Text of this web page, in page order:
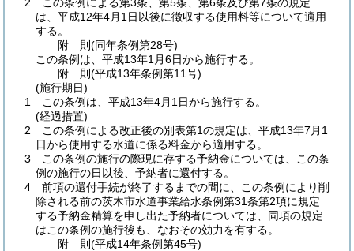
は、平成12年4月1日以後に徴収する使用料等について適用
する。
附 則(同年条例第28号)
この条例は、平成13年1月6日から施行する。
附 則(平成13年条例第11号)
(施行期日)
1
この条例は、平成13年4月1日から施行する。
(経過措置)
2
この条例による改正後の別表第1の規定は、平成13年7月1
日から使用する水道に係る料金から適用する。
3
この条例の施行の際現に存する予納金については、この条
例の施行の日以後、予納者に還付する。
4
前項の還付手続が終了するまでの間に、この条例により削
除される前の茨木市水道事業給水条例第31条第2項に規定
する予納金精算を申し出た予納者については、同項の規定
はこの条例の施行後も、なおその効力を有する。
附 則(平成14年条例第45号)